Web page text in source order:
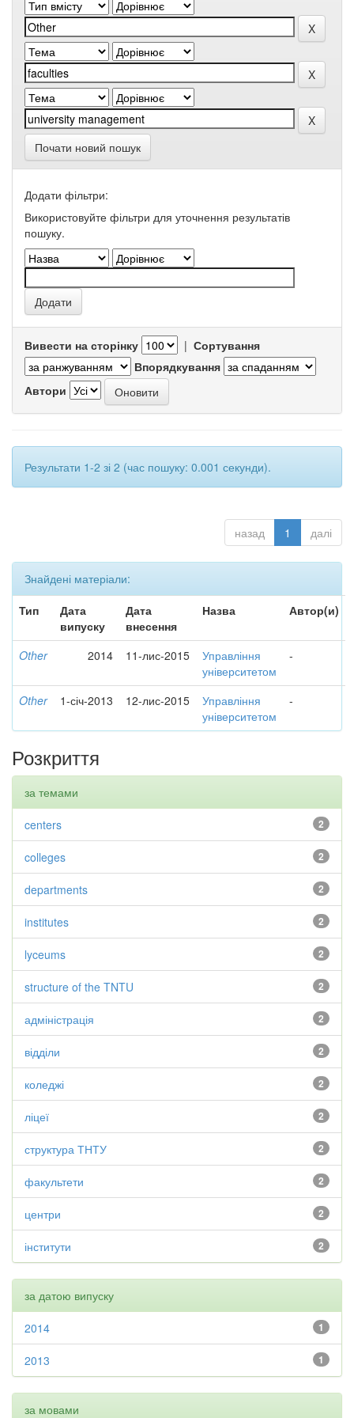
Почати новий пошук
Додати фільтри:
Використовуйте фільтри для уточнення результатів
пошуку.
Вивести на сторінку | Сортування
Впорядкування
Автори
Результати 1-2 зі 2 (час пошуку: 0.001 секунди).
назад 1 далі
Знайдені матеріали:
Тип
Дата
випуску
Дата
внесення
Назва Автор(и)
Other 2014 11-лис-2015
Управління
університетом
-
Other 1-січ-2013 12-лис-2015
Управління
університетом
-
Розкриття
за темами
2
centers
2
colleges
2
departments
2
institutes
2
lyceums
2
structure of the TNTU
2
адміністрація
2
відділи
2
коледжі
2
ліцеї
2
структура ТНТУ
2
факультети
2
центри
2
інститути
за датою випуску
1
2014
1
2013
за мовами